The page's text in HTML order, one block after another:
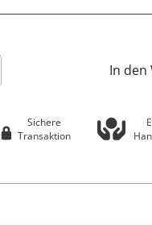
In den
Sichere
Transaktion